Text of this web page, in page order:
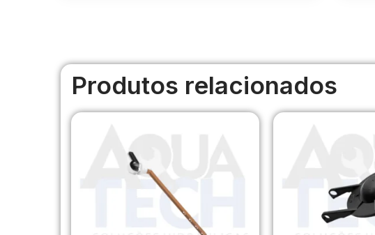
Produtos relacionados